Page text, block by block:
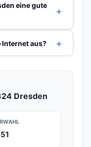
eine gute
aus?
Dresden